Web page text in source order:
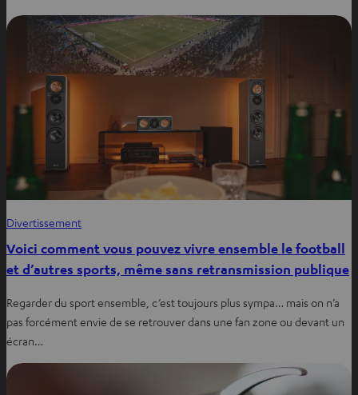
Divertissement
Voici comment vous pouvez vivre ensemble le football
et d’autres sports, même sans retransmission publique
Regarder du sport ensemble, c’est toujours plus sympa… mais on n’a
pas forcément envie de se retrouver dans une fan zone ou devant un
écran…